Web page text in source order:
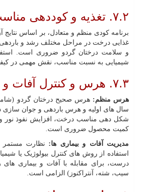
۷.۲. تغذیه و کوددهی مناسب
برنامه کودی منظم و متعادل، بر اساس نتایج
غذایی درخت در مراحل مختلف رشد و
و سلامت درختان گردو ضروری است.
شیمیایی به نسبت مناسب، نقش مهمی در
۷.۳. هرس و کنترل آفات و بیماری‌ ها
هرس منظم:هرس صحیح درختان گردو
سال‌ های اولیه و هرس باردهی و جوان‌ سازی
شکل‌ دهی مناسب درخت، افزایش نفوذ نور و
کمیت محصول ضروری است.
مدیریت آفات و بیماری‌ ها: نظارت مستمر
استفاده از روش‌ های کنترل بیولوژیک یا
درست، برای مقابله با آفات و بیماری‌ های
سیب، شته، آنتراکنوز) الزامی است.